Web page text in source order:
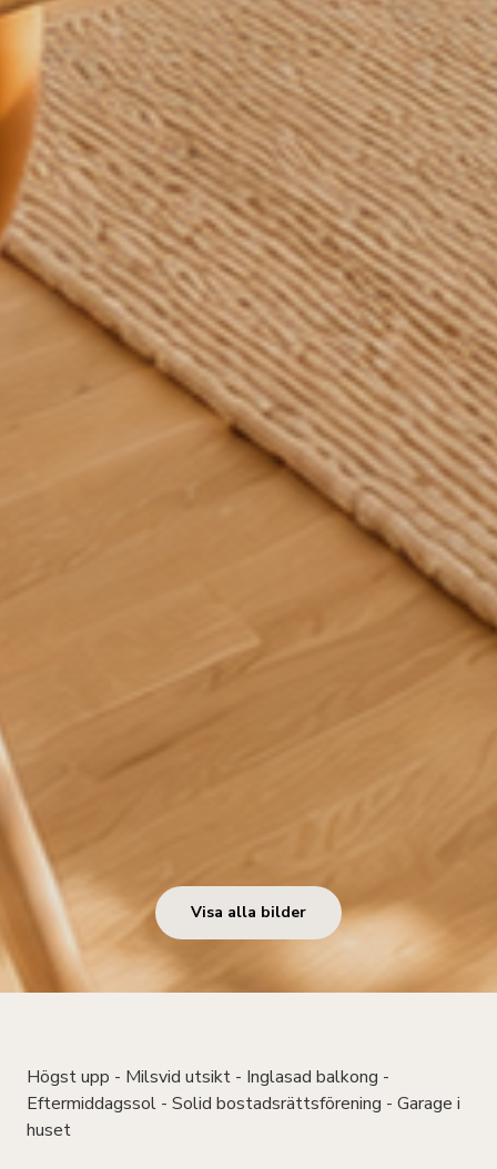
Visa alla bilder
Högst upp - Milsvid utsikt - Inglasad balkong -
Eftermiddagssol - Solid bostadsrättsförening - Garage i
huset